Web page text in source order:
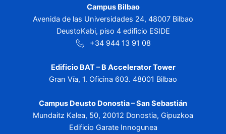
Campus Bilbao
Avenida de las Universidades 24, 48007 Bilbao
DeustoKabi, piso 4 edificio ESIDE
+34 944 13 91 08
Edificio BAT – B Accelerator Tower
Gran Vía, 1. Oficina 603. 48001 Bilbao
Campus Deusto Donostia – San Sebastián
Mundaitz Kalea, 50, 20012 Donostia, Gipuzkoa
Edificio Garate Innogunea